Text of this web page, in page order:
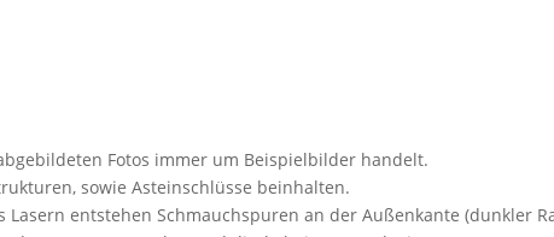
Fotos immer um Beispielbilder handelt.
sowie Asteinschlüsse beinhalten.
entstehen Schmauchspuren an der Außenkante (dunkler